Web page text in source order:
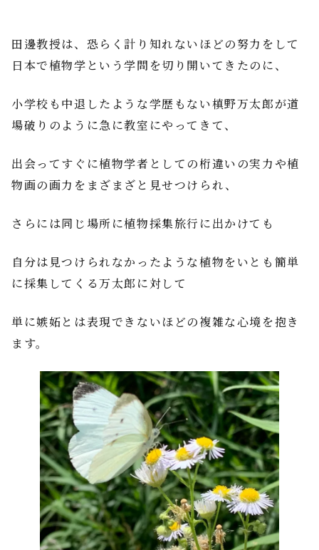
田邊教授は、恐らく計り知れないほどの努力をして
日本で植物学という学問を切り開いてきたのに、
小学校も中退したような学歴もない槙野万太郎が道
場破りのように急に教室にやってきて、
出会ってすぐに植物学者としての桁違いの実力や植
物画の画力をまざまざと見せつけられ、
さらには同じ場所に植物採集旅行に出かけても
自分は見つけられなかったような植物をいとも簡単
に採集してくる万太郎に対して
単に嫉妬とは表現できないほどの複雑な心境を抱き
ます。